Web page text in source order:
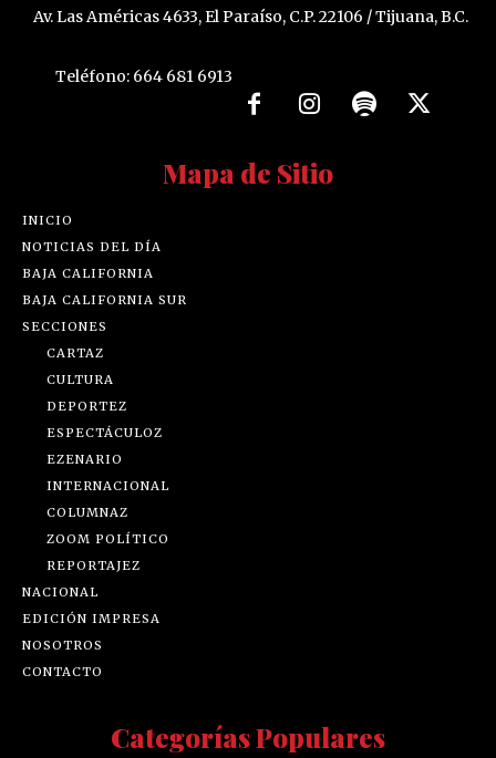
Av. Las Américas 4633, El Paraíso, C.P. 22106 / Tijuana, B.C.
Teléfono: 664 681 6913
Mapa de Sitio
INICIO
NOTICIAS DEL DÍA
BAJA CALIFORNIA
BAJA CALIFORNIA SUR
SECCIONES
CARTAZ
CULTURA
DEPORTEZ
ESPECTÁCULOZ
EZENARIO
INTERNACIONAL
COLUMNAZ
ZOOM POLÍTICO
REPORTAJEZ
NACIONAL
EDICIÓN IMPRESA
NOSOTROS
CONTACTO
Categorías Populares